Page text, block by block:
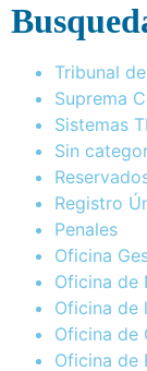
Tribunal
Suprema
Sistemas TI
Sin
Registro
Penales
Oficina
Oficina de
Oficina de
Oficina de
Oficina de